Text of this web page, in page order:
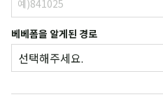
베베폼을 알게된 경로